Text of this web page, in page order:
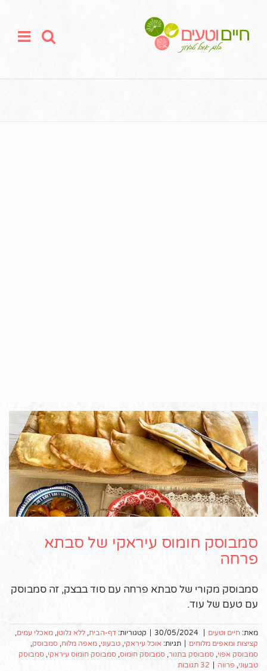
סמבוסק חומוס עיראקי של סבתא
פרחה
סמבוסק מקורי של סבתא פרחה עם סוד בבצק, זה סמבוסק
עם טעם של עוד.
מאת: חיים וטעים 30/05/2024 קטגוריות: דף-הבית, ללא גלוטן, מאכלי עמים,
קציצות ומאפים מלוחים
תגיות: אוכל עיראקי, טבעוני, מאפה מלוח, סמבוסק,
סמבוסק אפוי, סמבוסק בתנור, סמבוסק חומוס, סמבוסק חומוס עיראקי, סמבוסק
טבעוני, פרווה
32 תגובות